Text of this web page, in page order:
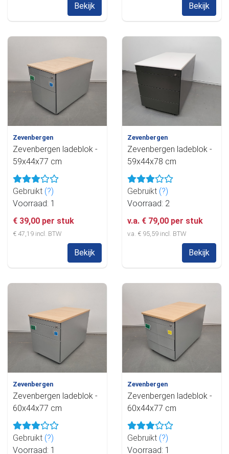
Bekijk Bekijk
Zevenbergen
Zevenbergen ladeblok -
59x44x77 cm
Gebruikt (?)
Voorraad: 1
€ 39,00 per stuk
€ 47,19 incl. BTW
Bekijk
Zevenbergen
Zevenbergen ladeblok -
59x44x78 cm
Gebruikt (?)
Voorraad: 2
v.a. € 79,00 per stuk
v.a. € 95,59 incl. BTW
Bekijk
Zevenbergen
Zevenbergen ladeblok -
60x44x77 cm
Gebruikt (?)
Voorraad: 1
Zevenbergen
Zevenbergen ladeblok -
60x44x77 cm
Gebruikt (?)
Voorraad: 1